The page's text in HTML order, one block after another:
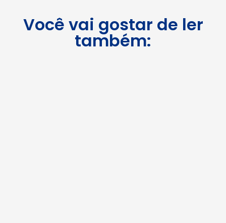
Você vai gostar de ler
também: